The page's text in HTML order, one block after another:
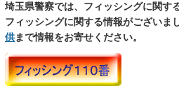
埼玉県警察では、フィッシングに関す
フィッシングに関する情報がございま
供まで情報をお寄せください。